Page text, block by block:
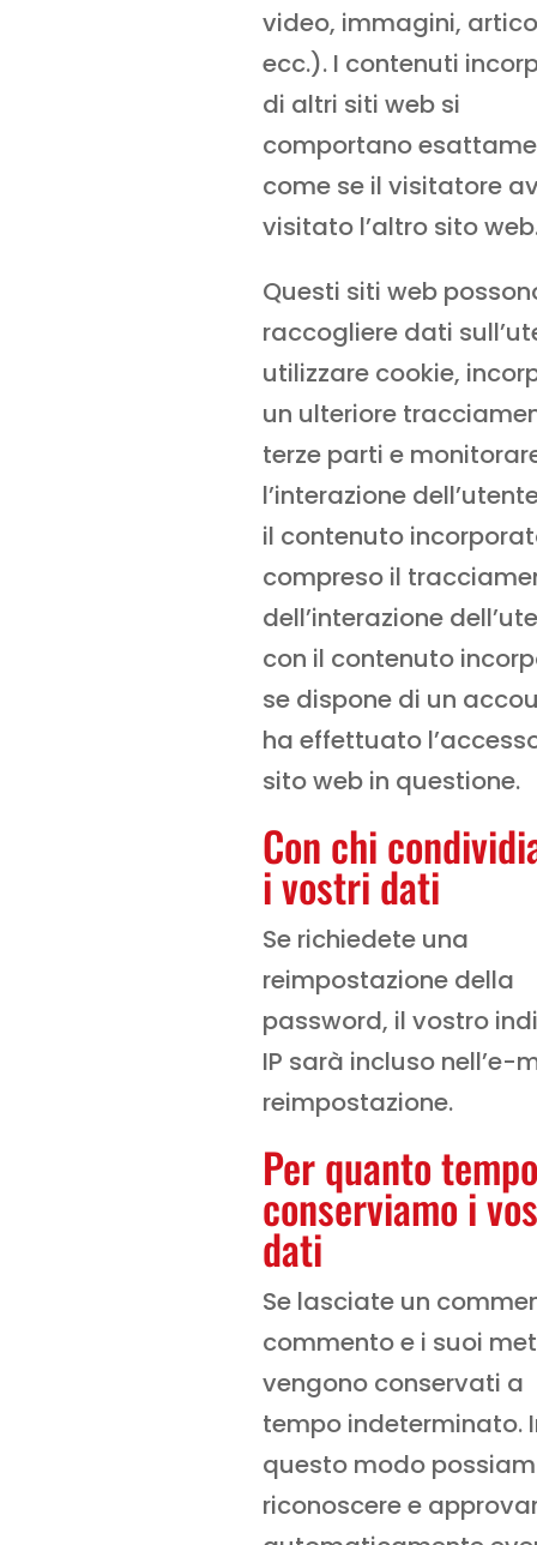
video, immagini,
ecc.). I contenuti
di altri siti web si
comportano
come se il visitatore
visitato l’altro sito
Questi siti web
raccogliere dati
utilizzare cookie,
un ulteriore
terze parti e
l’interazione
il contenuto
compreso il
dell’interazione
con il contenuto
se dispone di un
ha effettuato
sito web in questione.
Con chi
i vostri dati
Se richiedete una
reimpostazione della
password, il vostro
IP sarà incluso nell’e-
reimpostazione.
Per quanto tempo
conserviamo i
dati
Se lasciate un
commento e i suoi
vengono conservati a
tempo indeterminato.
questo modo
riconoscere e